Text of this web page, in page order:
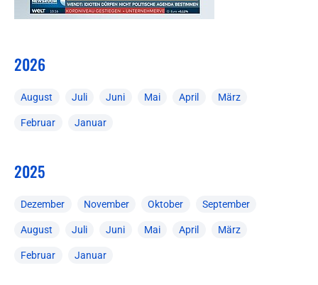
2026
August Juli Juni Mai April März
Februar Januar
2025
Dezember November Oktober September
August Juli Juni Mai April März
Februar Januar